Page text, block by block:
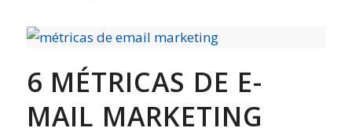
6 MÉTRICAS DE E-
MAIL MARKETING